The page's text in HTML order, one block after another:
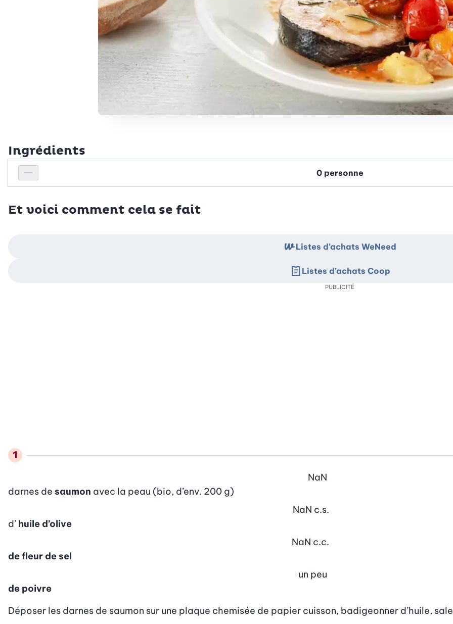
Ingrédients
Réduire le nombre de personnes
Personnes
Et voici comment cela se fait
darnes de saumon avec la peau (bio, d’env. 200 g)
NaN
d’ huile d’olive
NaN c.s.
de fleur de sel
NaN c.c.
de poivre
un peu
Déposer les darnes de saumon sur une plaque chemisée de papier cuisson, badigeonner d’huile,
Listes d’achats WeNeed
Listes d’achats Coop
PUBLICITÉ